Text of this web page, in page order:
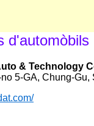
d'automòbils
& Technology
5-GA, Chung-Gu,